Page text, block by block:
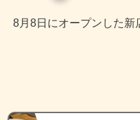
8月8日にオープンした新店、麺やよかやすに伺いました。